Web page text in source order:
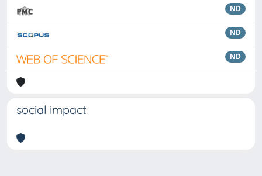
ND
ND
ND
social impact